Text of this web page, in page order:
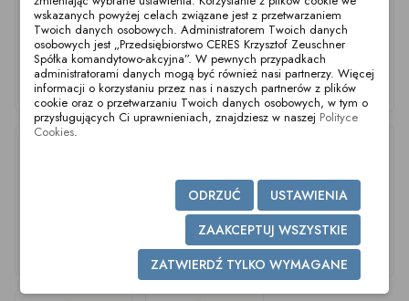
Obudowa
250x300x150mm 304
Obudowa
200x300x155mm 304
Obudowa
200x200x150mm 304
Obudowa
300x300x150mm 304
Obudowa
300x400x150mm 304
wskazanych powyżej celach związane jest z przetwarzaniem
Twoich danych osobowych. Administratorem Twoich danych
osobowych jest „Przedsiębiorstwo CERES Krzysztof Zeuschner
Spółka komandytowo-akcyjna”. W pewnych przypadkach
administratorami danych mogą być również nasi partnerzy. Więcej
informacji o korzystaniu przez nas i naszych partnerów z plików
cookie oraz o przetwarzaniu Twoich danych osobowych, w tym o
przysługujących Ci uprawnieniach, znajdziesz w naszej Polityce
Cookies.
USTAWIENIA
ODRZUĆ
ZAAKCEPTUJ WSZYSTKIE
ZATWIERDŹ TYLKO WYMAGANE